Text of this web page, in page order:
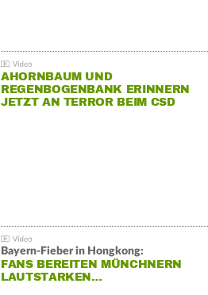
AHORNBAUM UND
REGENBOGENBANK ERINNERN
JETZT AN TERROR BEIM CSD
Bayern-Fieber in Hongkong:
FANS BEREITEN MÜNCHNERN
LAUTSTARKEN…